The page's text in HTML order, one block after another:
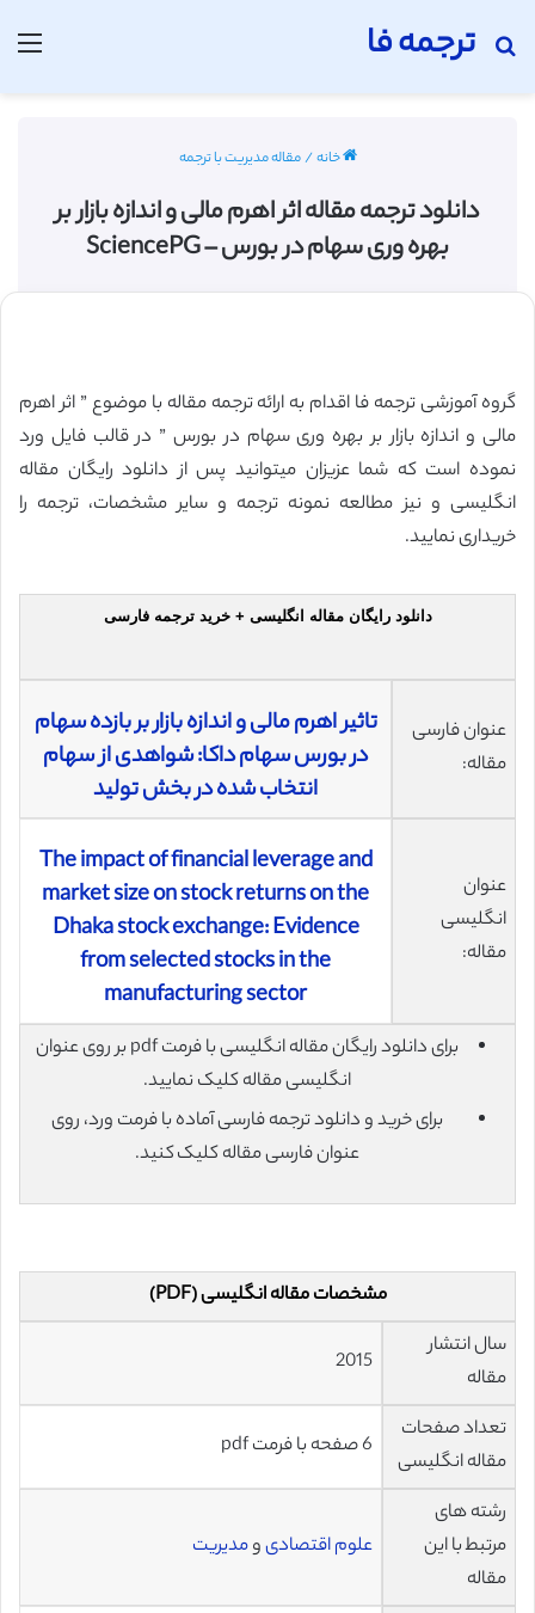
ترجمه فا
جستجو برای
خانه/مقاله مدیریت با ترجمه
دانلود ترجمه مقاله اثر اهرم مالی و اندازه بازار بر
بهره وری سهام در بورس – SciencePG
گروه آموزشی ترجمه فا اقدام به ارائه ترجمه مقاله با موضوع ” اثر اهرم
مالی و اندازه بازار بر بهره وری سهام در بورس ” در قالب فایل ورد
نموده است که شما عزیزان میتوانید پس از دانلود رایگان مقاله
انگلیسی و نیز مطالعه نمونه ترجمه و سایر مشخصات، ترجمه را
خریداری نمایید.
دانلود رایگان مقاله انگلیسی + خرید ترجمه فارسی
عنوان فارسی
مقاله:
تاثیر اهرم مالی و اندازه بازار بر بازده سهام
در بورس سهام داکا: شواهدی از سهام
انتخاب شده در بخش تولید
عنوان
انگلیسی
مقاله:
The impact of financial leverage and
market size on stock returns on the
Dhaka stock exchange: Evidence
from selected stocks in the
manufacturing sector
برای دانلود رایگان مقاله انگلیسی با فرمت pdf بر روی عنوان
انگلیسی مقاله کلیک نمایید.
برای خرید و دانلود ترجمه فارسی آماده با فرمت ورد، روی
عنوان فارسی مقاله کلیک کنید.
مشخصات مقاله انگلیسی (PDF)
سال انتشار
مقاله
2015
تعداد صفحات
مقاله انگلیسی
6 صفحه با فرمت pdf
رشته های
مرتبط با این
مقاله
علوم اقتصادیومدیریت